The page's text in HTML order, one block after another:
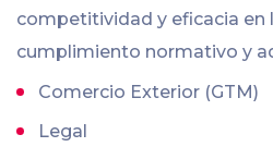
competitividad y eficacia en
cumplimiento normativo y
Comercio Exterior (GTM)
Legal